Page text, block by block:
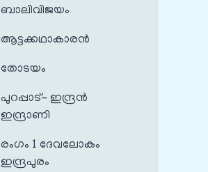
ബാലിവിജയം
ആട്ടക്കഥാകാരൻ
തോടയം
പുറപ്പാട്- ഇന്ദ്രൻ
ഇന്ദ്രാണി
രംഗം 1 ദേവലോകം
ഇന്ദ്രപുരം